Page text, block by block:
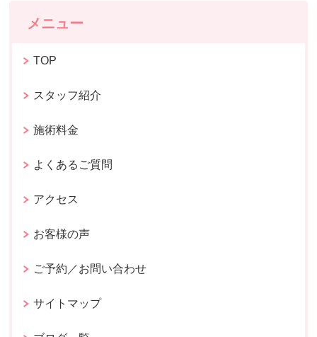
メニュー
TOP
スタッフ紹介
施術料金
よくあるご質問
アクセス
お客様の声
ご予約／お問い合わせ
サイトマップ